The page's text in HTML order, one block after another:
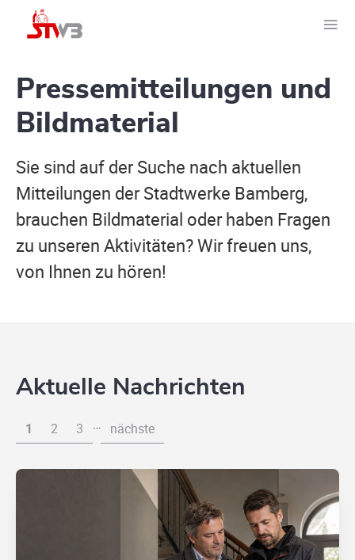
Pressemitteilungen und
Bildmaterial
Sie sind auf der Suche nach aktuellen
Mitteilungen der Stadtwerke Bamberg,
brauchen Bildmaterial oder haben Fragen
zu unseren Aktivitäten? Wir freuen uns,
von Ihnen zu hören!
Aktuelle Nachrichten
1 2 3 … nächste